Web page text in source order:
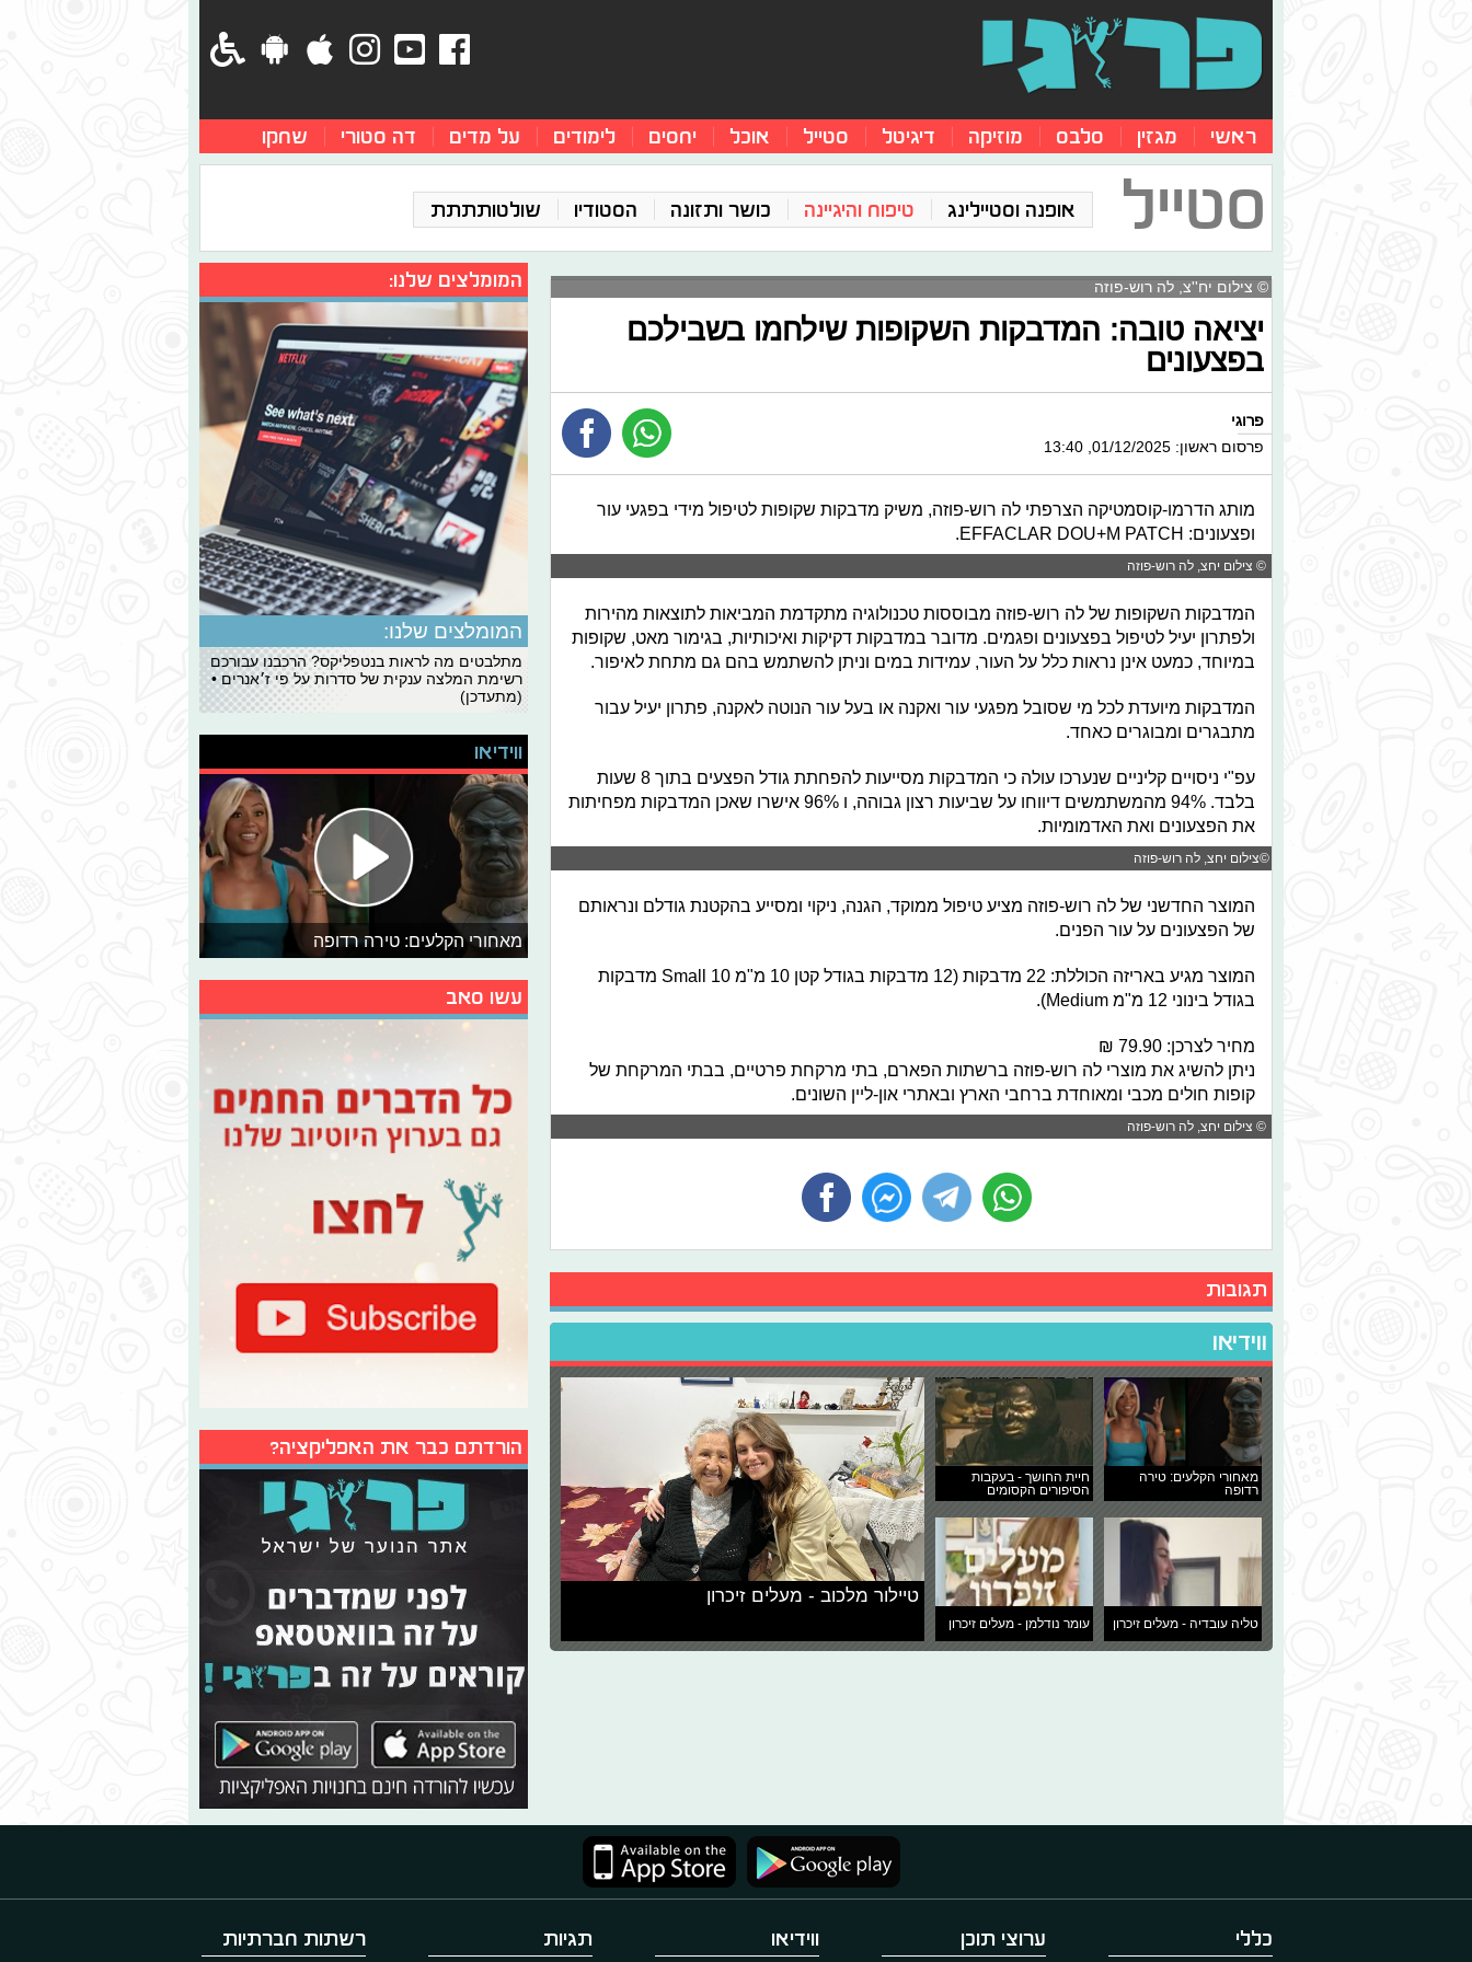
ראשי מגזין סלבס מוזיקה דיגיטל סטייל אוכל יחסים לימודים על מדים דה סטורי שחקו
סטייל אופנה וסטיילינג טיפוח והיגיינה כושר ותזונה הסטודיו שולטותתתת
© צילום יח''צ, לה רוש-פוזה
יציאה טובה: המדבקות השקופות שילחמו בשבילכם
בפצעונים
פרוגי
פרסום ראשון: 01/12/2025, 13:40
מותג הדרמו-קוסמטיקה הצרפתי לה רוש-פוזה, משיק מדבקות שקופות לטיפול מידי בפגעי עור
ופצעונים: EFFACLAR DOU+M PATCH.
© צילום יחצ, לה רוש-פוזה
המדבקות השקופות של לה רוש-פוזה מבוססות טכנולוגיה מתקדמת המביאות לתוצאות מהירות
ולפתרון יעיל לטיפול בפצעונים ופגמים. מדובר במדבקות דקיקות ואיכותיות, בגימור מאט, שקופות
במיוחד, כמעט אינן נראות כלל על העור, עמידות במים וניתן להשתמש בהם גם מתחת לאיפור.
המדבקות מיועדת לכל מי שסובל מפגעי עור ואקנה או בעל עור הנוטה לאקנה, פתרון יעיל עבור
מתבגרים ומבוגרים כאחד.
עפ"י ניסויים קליניים שנערכו עולה כי המדבקות מסייעות להפחתת גודל הפצעים בתוך 8 שעות
בלבד. 94% מהמשתמשים דיווחו על שביעות רצון גבוהה, ו 96% אישרו שאכן המדבקות מפחיתות
את הפצעונים ואת האדמומיות.
© ©צילום יחצ, לה רוש-פוזה
המוצר החדשני של לה רוש-פוזה מציע טיפול ממוקד, הגנה, ניקוי ומסייע בהקטנת גודלם ונראותם
של הפצעונים על עור הפנים.
המוצר מגיע באריזה הכוללת: 22 מדבקות (12 מדבקות בגודל קטן 10 מ"מ Small 10 מדבקות
בגודל בינוני 12 מ"מ Medium).
מחיר לצרכן: 79.90 ₪
ניתן להשיג את מוצרי לה רוש-פוזה ברשתות הפארם, בתי מרקחת פרטיים, בבתי המרקחת של
קופות חולים מכבי ומאוחדת ברחבי הארץ ובאתרי און-ליין השונים.
© צילום יחצ, לה רוש-פוזה
תגובות
ווידיאו
מאחורי הקלעים: טירה
רדופה
חיית החושך - בעקבות
הסיפורים הקסומים
טליה עובדיה - מעלים זיכרון עומר נודלמן - מעלים זיכרון
טיילור מלכוב - מעלים זיכרון
המומלצים שלנו:
המומלצים שלנו:
מתלבטים מה לראות בנטפליקס? הרכבנו עבורכם
רשימת המלצה ענקית של סדרות על פי ז׳אנרים •
(מתעדכן)
ווידיאו
מאחורי הקלעים: טירה רדופה
עשו סאב
הורדתם כבר את האפליקציה?
כללי ערוצי תוכן ווידיאו תגיות רשתות חברתיות